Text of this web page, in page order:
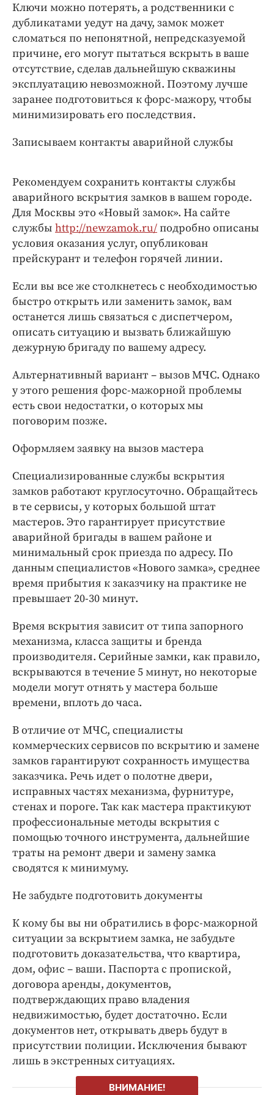
Клиника года
Бренд года
Работодатель года
Ключи можно потерять, а родственники с
дубликатами уедут на дачу, замок может
сломаться по непонятной, непредсказуемой
причине, его могут пытаться вскрыть в ваше
отсутствие, сделав дальнейшую скважины
эксплуатацию невозможной. Поэтому лучше
заранее подготовиться к форс-мажору, чтобы
минимизировать его последствия.
Записываем контакты аварийной службы
Рекомендуем сохранить контакты службы
аварийного вскрытия замков в вашем городе.
Для Москвы это «Новый замок». На сайте
службы http://newzamok.ru/подробно описаны
условия оказания услуг, опубликован
прейскурант и телефон горячей линии.
Если вы все же столкнетесь с необходимостью
быстро открыть или заменить замок, вам
останется лишь связаться с диспетчером,
описать ситуацию и вызвать ближайшую
дежурную бригаду по вашему адресу.
Альтернативный вариант – вызов МЧС. Однако
у этого решения форс-мажорной проблемы
есть свои недостатки, о которых мы
поговорим позже.
Оформляем заявку на вызов мастера
Специализированные службы вскрытия
замков работают круглосуточно. Обращайтесь
в те сервисы, у которых большой штат
мастеров. Это гарантирует присутствие
аварийной бригады в вашем районе и
минимальный срок приезда по адресу. По
данным специалистов «Нового замка», среднее
время прибытия к заказчику на практике не
превышает 20-30 минут.
Время вскрытия зависит от типа запорного
механизма, класса защиты и бренда
производителя. Серийные замки, как правило,
вскрываются в течение 5 минут, но некоторые
модели могут отнять у мастера больше
времени, вплоть до часа.
В отличие от МЧС, специалисты
коммерческих сервисов по вскрытию и замене
замков гарантируют сохранность имущества
заказчика. Речь идет о полотне двери,
исправных частях механизма, фурнитуре,
стенах и пороге. Так как мастера практикуют
профессиональные методы вскрытия с
помощью точного инструмента, дальнейшие
траты на ремонт двери и замену замка
сводятся к минимуму.
Не забудьте подготовить документы
К кому бы вы ни обратились в форс-мажорной
ситуации за вскрытием замка, не забудьте
подготовить доказательства, что квартира,
дом, офис – ваши. Паспорта с пропиской,
договора аренды, документов,
подтверждающих право владения
недвижимостью, будет достаточно. Если
документов нет, открывать дверь будут в
присутствии полиции. Исключения бывают
лишь в экстренных ситуациях.
ВНИМАНИЕ!